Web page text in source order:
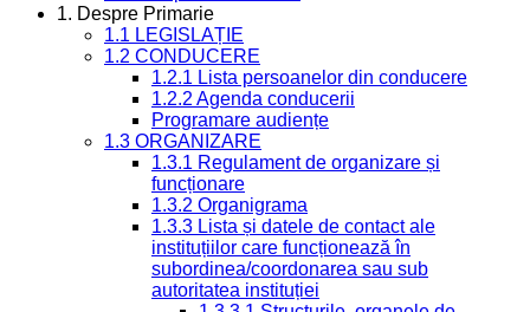
1. Despre Primarie
1.1 LEGISLAȚIE
1.2 CONDUCERE
1.2.1 Lista persoanelor din conducere
1.2.2 Agenda conducerii
Programare audiențe
1.3 ORGANIZARE
1.3.1 Regulament de organizare și
funcționare
1.3.2 Organigrama
1.3.3 Lista și datele de contact ale
instituțiilor care funcționează în
subordinea/coordonarea sau sub
autoritatea instituției